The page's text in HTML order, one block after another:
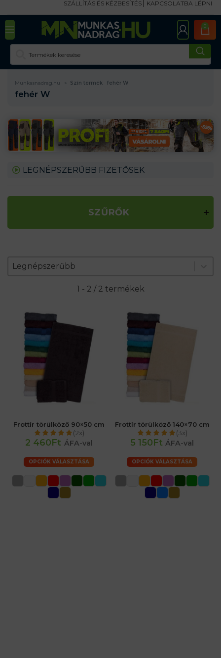
SZÁLLÍTÁS ÉS KÉZBESÍTÉS KAPCSOLATBA LÉPNI
0
Munkasnadrag.hu Szín termék fehér W
fehér W
LEGNÉPSZERŰBB FIZETŐSEK
SZŰRŐK
Zoradenie produktov
Sort content
Legnépszerűbb
Sort content
1 - 2 / 2 termékek
Frottír törülköző 90×50 cm
(2x)
2 460Ft ÁFA-val
OPCIÓK VÁLASZTÁSA
Frottír törülköző 140×70 cm
(3x)
5 150Ft ÁFA-val
OPCIÓK VÁLASZTÁSA